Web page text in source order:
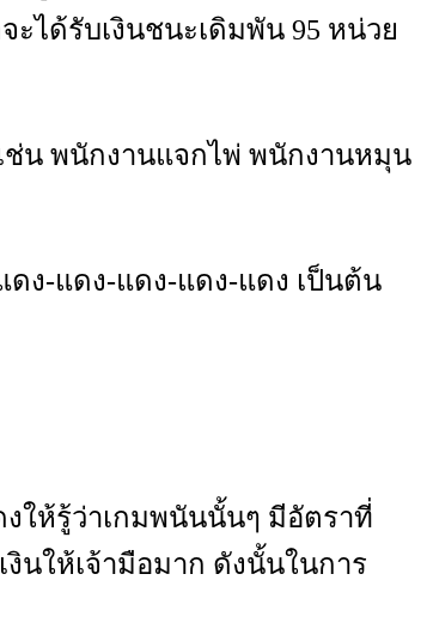
ะได้รับเงินชนะเดิมพัน 95 หน่วย
ช่น พนักงานแจกไพ่ พนักงานหมุน
ง-แดง-แดง-แดง-แดง เป็นต้น
งให้รู้ว่าเกมพนันนั้นๆ มีอัตราที่
นให้เจ้ามือมาก ดังนั้นในการ